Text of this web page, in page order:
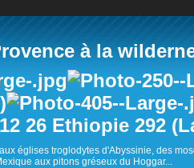
à la
églises troglodytes d'Abyssinie, des
aux pitons gréseux du Hoggar...